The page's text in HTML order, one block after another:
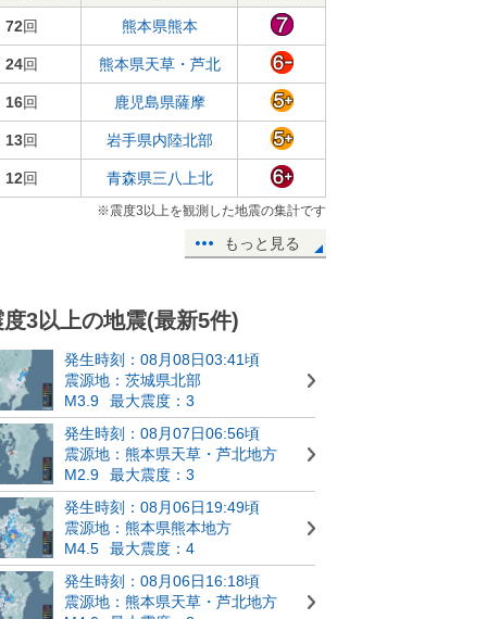
72回 熊本県熊本
24回 熊本県天草・芦北
16回 鹿児島県薩摩
13回 岩手県内陸北部
12回 青森県三八上北
※震度3以上を観測した地震の集計です
もっと見る
度3以上の地震(最新5件)
発生時刻：08月08日03:41頃
震源地：茨城県北部
M3.9
最大震度：3
発生時刻：08月07日06:56頃
震源地：熊本県天草・芦北地方
M2.9
最大震度：3
発生時刻：08月06日19:49頃
震源地：熊本県熊本地方
M4.5
最大震度：4
発生時刻：08月06日16:18頃
震源地：熊本県天草・芦北地方